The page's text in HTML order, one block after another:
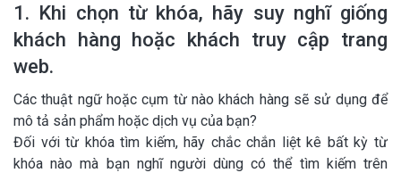
1. Khi chọn từ khóa, hãy suy nghĩ giống
khách hàng hoặc khách truy cập trang
web.
Các thuật ngữ hoặc cụm từ nào khách hàng sẽ sử dụng để
mô tả sản phẩm hoặc dịch vụ của bạn?
Đối với từ khóa tìm kiếm, hãy chắc chắn liệt kê bất kỳ từ
khóa nào mà bạn nghĩ người dùng có thể tìm kiếm trên